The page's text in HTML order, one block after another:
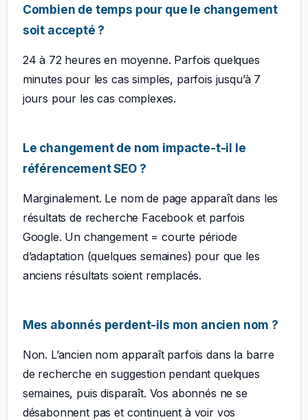
Combien de temps pour que le changement
soit accepté ?
24 à 72 heures en moyenne. Parfois quelques
minutes pour les cas simples, parfois jusqu’à 7
jours pour les cas complexes.
Le changement de nom impacte-t-il le
référencement SEO ?
Marginalement. Le nom de page apparaît dans les
résultats de recherche Facebook et parfois
Google. Un changement = courte période
d’adaptation (quelques semaines) pour que les
anciens résultats soient remplacés.
Mes abonnés perdent-ils mon ancien nom ?
Non. L’ancien nom apparaît parfois dans la barre
de recherche en suggestion pendant quelques
semaines, puis disparaît. Vos abonnés ne se
désabonnent pas et continuent à voir vos